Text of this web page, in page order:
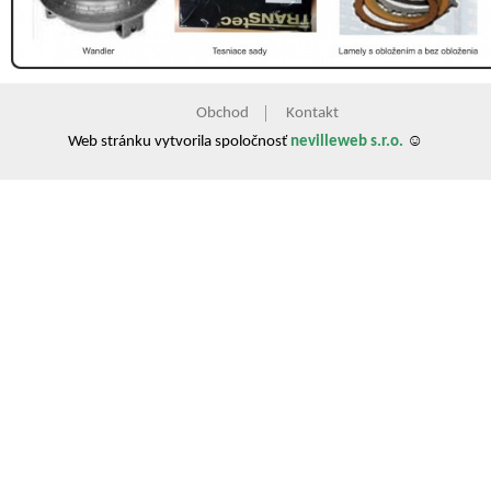
Obchod
Kontakt
Web stránku vytvorila spoločnosť nevilleweb s.r.o. ☺